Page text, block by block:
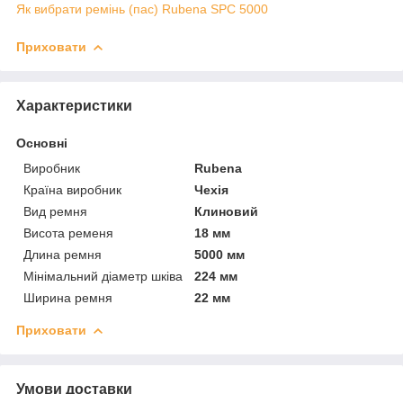
Як вибрати ремінь (пас) Rubena SPC 5000
Приховати
Характеристики
Основні
Виробник
Rubena
Країна виробник
Чехія
Вид ремня
Клиновий
Висота ременя
18 мм
Длина ремня
5000 мм
Мінімальний діаметр шківа
224 мм
Ширина ремня
22 мм
Приховати
Умови доставки